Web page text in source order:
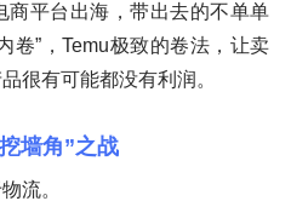
商平台出海，带出去的不单单
卷”，Temu极致的卷法，让卖
很有可能都没有利润。
墙角”之战
流。